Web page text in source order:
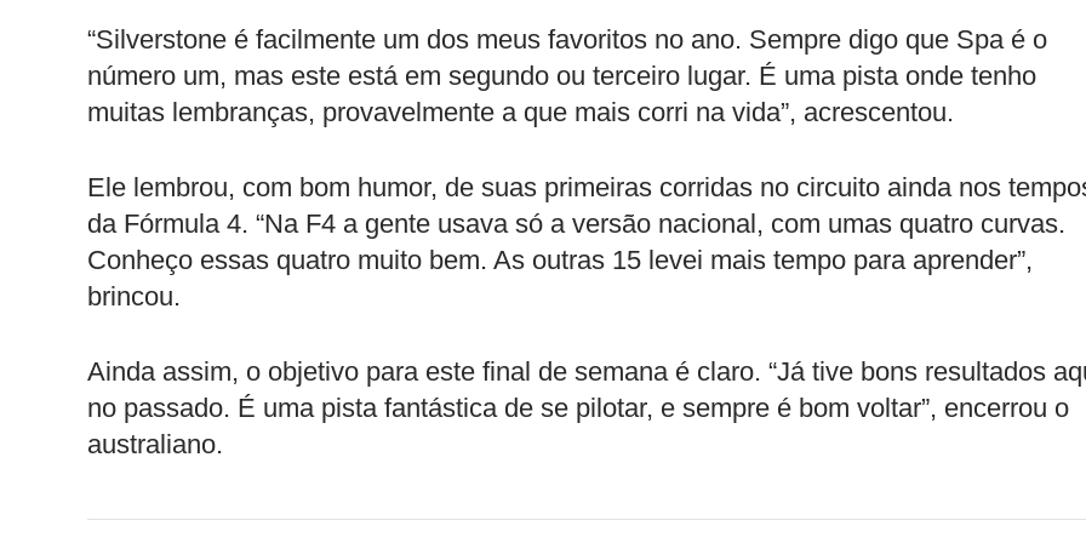
“Silverstone é facilmente um dos meus favoritos no ano. Sempre digo que Spa é o
número um, mas este está em segundo ou terceiro lugar. É uma pista onde tenho
muitas lembranças, provavelmente a que mais corri na vida”, acrescentou.
Ele lembrou, com bom humor, de suas primeiras corridas no circuito ainda nos
da Fórmula 4. “Na F4 a gente usava só a versão nacional, com umas quatro curvas.
Conheço essas quatro muito bem. As outras 15 levei mais tempo para aprender”,
brincou.
Ainda assim, o objetivo para este final de semana é claro. “Já tive bons resultados
no passado. É uma pista fantástica de se pilotar, e sempre é bom voltar”, encerrou o
australiano.